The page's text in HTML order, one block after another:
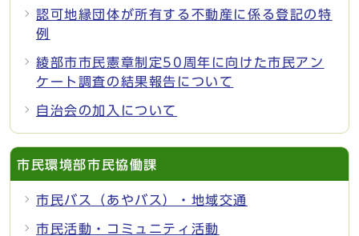
認可地縁団体が所有する不動産に係る登記の特
例
綾部市市民憲章制定50周年に向けた市民アン
ケート調査の結果報告について
自治会の加入について
市民環境部市民協働課
市民バス（あやバス）・地域交通
市民活動・コミュニティ活動